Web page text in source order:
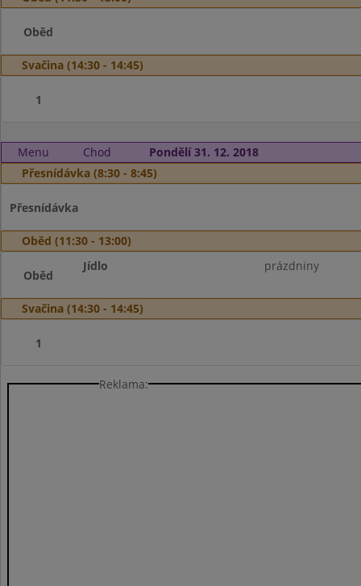
Oběd
Svačina (14:30 - 14:45)
1
Menu Chod
Pondělí 31. 12. 2018
Přesnídávka (8:30 - 8:45)
Přesnídávka
Oběd (11:30 - 13:00)
Oběd
Jídlo prázdniny
Svačina (14:30 - 14:45)
1
Reklama: